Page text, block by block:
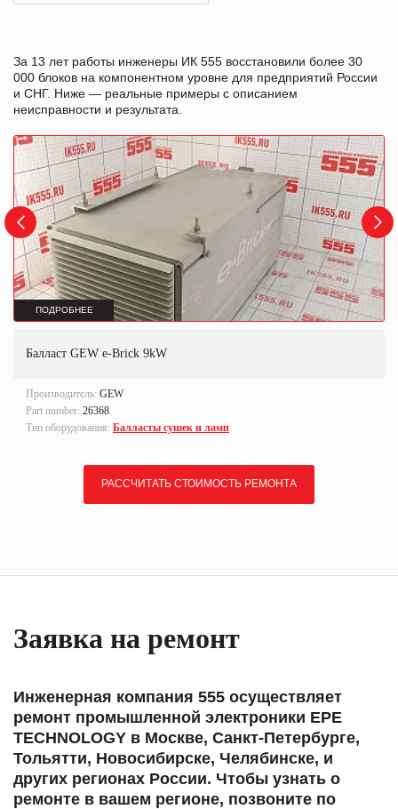
За 13 лет работы инженеры ИК 555 восстановили более 30
000 блоков на компонентном уровне для предприятий России
и СНГ. Ниже — реальные примеры с описанием
неисправности и результата.
ПОДРОБНЕЕ
Балласт GEW e-Brick 9kW
Производитель: GEW
Part number: 26368
Тип оборудования: Балласты сушек и ламп
РАССЧИТАТЬ СТОИМОСТЬ РЕМОНТА
Заявка на ремонт
Инженерная компания 555 осуществляет
ремонт промышленной электроники EPE
TECHNOLOGY в Москве, Санкт-Петербурге,
Тольятти, Новосибирске, Челябинске, и
других регионах России. Чтобы узнать о
ремонте в вашем регионе, позвоните по